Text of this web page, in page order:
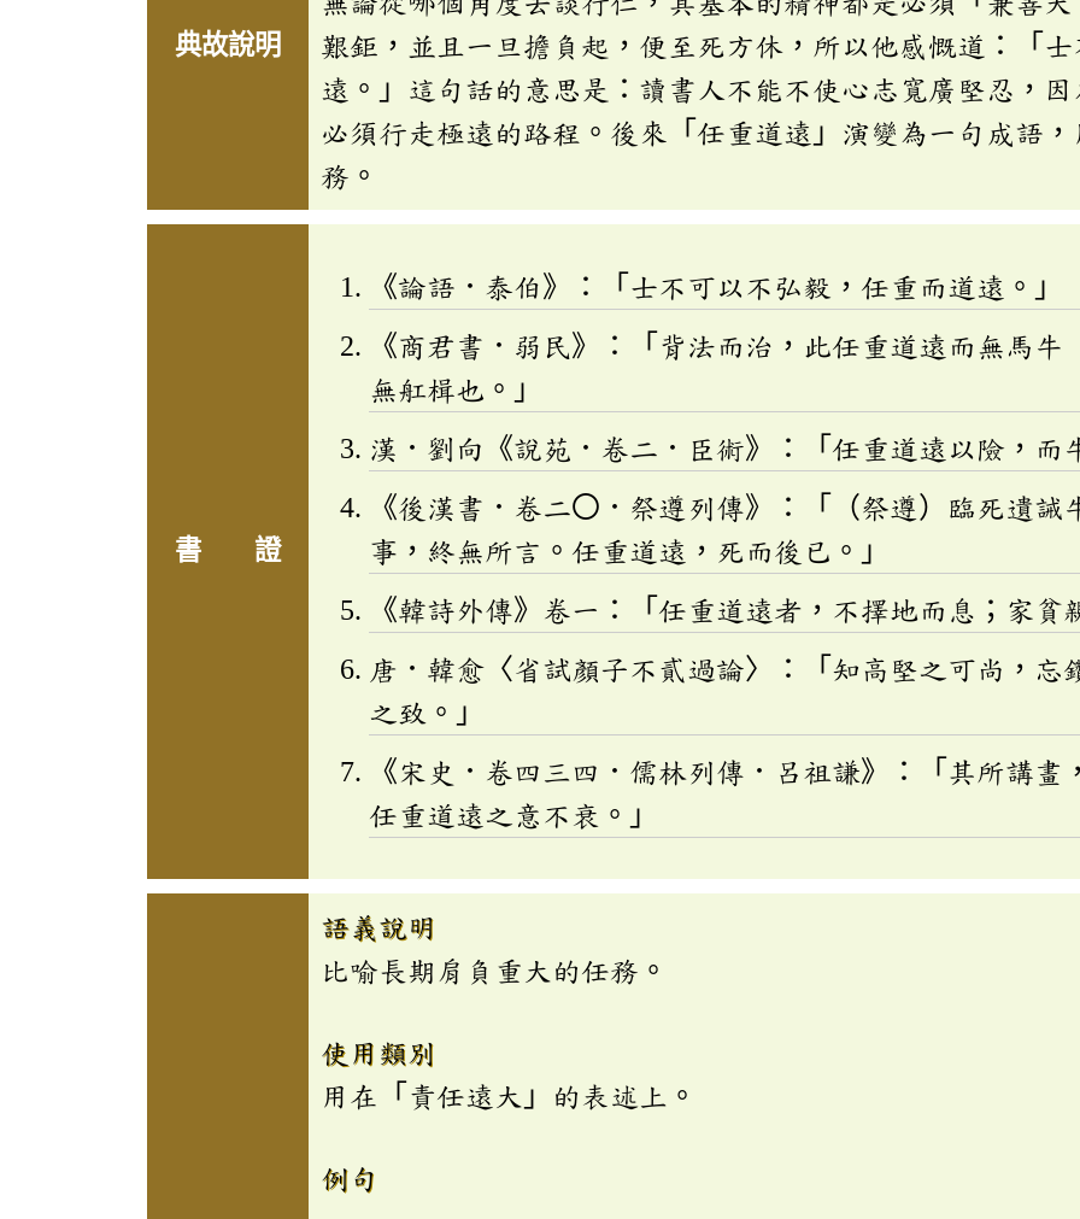
典故說明
艱鉅，並且一旦擔負起，便至死方休，所以他感慨道：「
遠。」這句話的意思是：讀書人不能不使心志寬廣堅忍，
必須行走極遠的路程。後來「任重道遠」演變為一句成語
務。
書 證
《論語．泰伯》：「士不可以不弘毅，任重而道遠。」
《商君書．弱民》：「背法而治，此任重道遠而無馬
無舡楫也。」
漢．劉向《說苑．卷二．臣術》：「任重道遠以險，而
《後漢書．卷二〇．祭遵列傳》：「（祭遵）臨死遺
事，終無所言。任重道遠，死而後已。」
《韓詩外傳》卷一：「任重道遠者，不擇地而息；家
唐．韓愈〈省試顏子不貳過論〉：「知高堅之可尚，忘
之致。」
《宋史．卷四三四．儒林列傳．呂祖謙》：「其所講
任重道遠之意不衰。」
語義說明
比喻長期肩負重大的任務。
使用類別
用在「責任遠大」的表述上。
例句